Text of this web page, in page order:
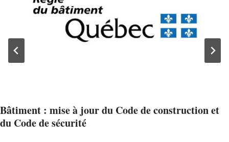
Bâtiment : mise à jour du Code de construction et
du Code de sécurité